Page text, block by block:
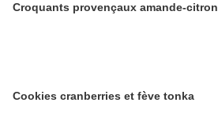
Croquants provençaux amande-citron
Cookies cranberries et fève tonka